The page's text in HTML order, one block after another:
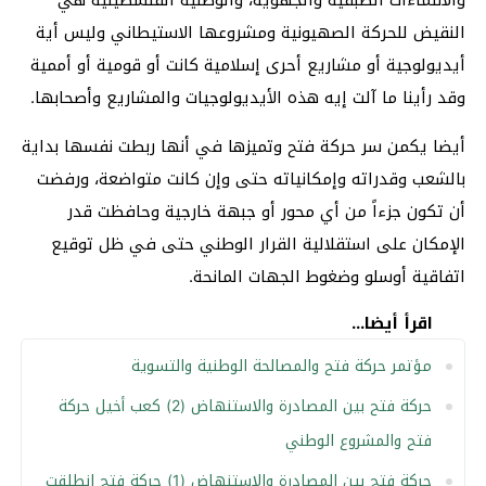
النقيض للحركة الصهيونية ومشروعها الاستيطاني وليس أية
أيديولوجية أو مشاريع أحرى إسلامية كانت أو قومية أو أممية
وقد رأينا ما آلت إيه هذه الأيديولوجيات والمشاريع وأصحابها.
أيضا يكمن سر حركة فتح وتميزها في أنها ربطت نفسها بداية
بالشعب وقدراته وإمكانياته حتى وإن كانت متواضعة، ورفضت
أن تكون جزءاً من أي محور أو جبهة خارجية وحافظت قدر
الإمكان على استقلالية القرار الوطني حتى في ظل توقيع
اتفاقية أوسلو وضغوط الجهات المانحة.
اقرأ أيضا...
مؤتمر حركة فتح والمصالحة الوطنية والتسوية
حركة فتح بين المصادرة والاستنهاض (2) كعب أخيل حركة
فتح والمشروع الوطني